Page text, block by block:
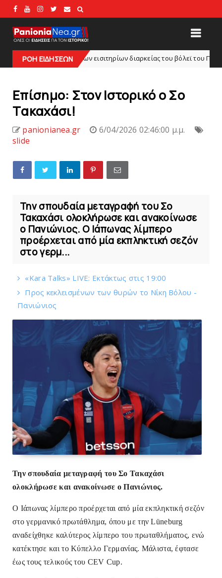
ΡΟΗ ΕΙΔΗΣΕΩΝ
των εισιτηρίων διαρκείας του βόλεϊ τoυ Πανιωνίου
Eπίσημο: Στον Ιστορικό ο Σο
Tακαχάσι!
panionianea.gr
6/04/2026 02:46:00 μ.μ.
slide
Την σπουδαία μεταγραφή του Σο
Τακαχάσι ολοκλήρωσε και ανακοίνωσε
ο Πανιώνιος. Ο Ιάπωνας λίμπερο
προέρχεται από μία εκπληκτική σεζόν
στο γερμ...
«Kara Talks» LIVE: Εκτάκτως στις 19:00
Πρoς κεκλεισμένων των θυρών το Νίκη Βόλου -
Πανιώνιος
Την σπουδαία μεταγραφή του Σο Τακαχάσι
ολοκλήρωσε και ανακοίνωσε ο Πανιώνιος.
Ο Ιάπωνας λίμπερο προέρχεται από μία εκπληκτική σεζόν
στο γερμανικό πρωτάθλημα, όπου με την Lüneburg
αναδείχθηκε καλύτερος λίμπερο του πρωταθλήματος, ενώ
κατέκτησε και το Κύπελλο Γερμανίας. Μάλιστα, έφτασε
έως τους τελικούς του CEV Cup.